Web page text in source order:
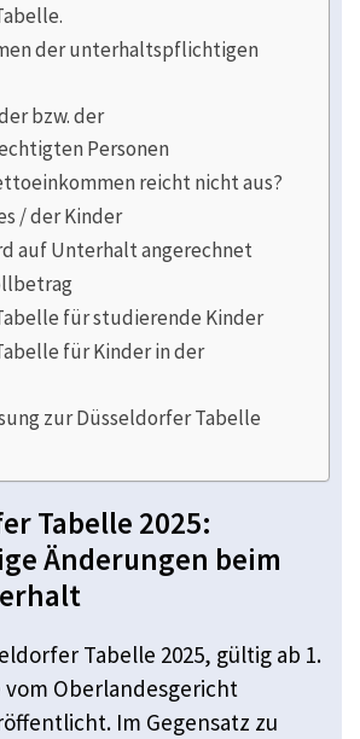
der unterhaltspflichtigen
bzw. der
Personen
reicht nicht aus?
/ der Kinder
auf Unterhalt angerechnet
für studierende Kinder
für Kinder in der
zur Düsseldorfer Tabelle
Tabelle 2025:
Änderungen beim
Tabelle 2025, gültig ab 1.
vom Oberlandesgericht
Im Gegensatz zu